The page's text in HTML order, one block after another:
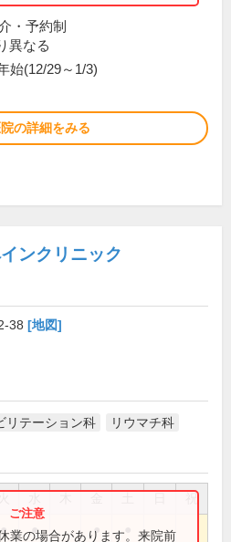
・予約制
異なる
始(12/29～1/3)
の詳細をみる
ンクリニック
38 [地図]
リテーション科 リウマチ科
祝
● ● ●
業の場合があります。来院前